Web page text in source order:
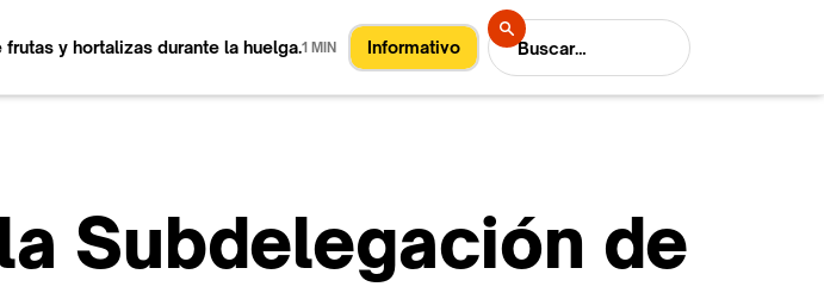
Informativo
y hortalizas durante la huelga.1 MIN
Subdelegación de